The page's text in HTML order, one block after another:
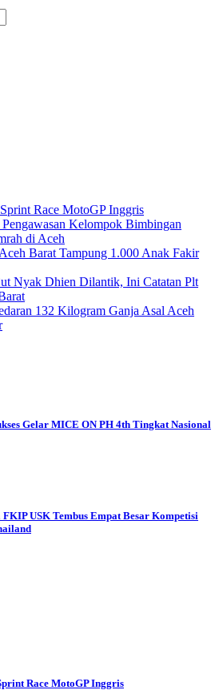
Race MotoGP Inggris
Kelompok Bimbingan
di Aceh
Barat Tampung 1.000 Anak Fakir
Nyak Dhien Dilantik, Ini Catatan Plt
132 Kilogram Ganja Asal Aceh
Gelar MICE ON PH 4th Tingkat Nasional
USK Tembus Empat Besar Kompetisi
Race MotoGP Inggris